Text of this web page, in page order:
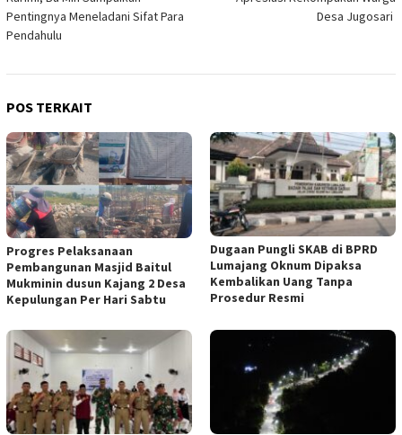
Pentingnya Meneladani Sifat Para
Pendahulu
Desa Jugosari
POS TERKAIT
Progres Pelaksanaan
Pembangunan Masjid Baitul
Mukminin dusun Kajang 2 Desa
Kepulungan Per Hari Sabtu
Dugaan Pungli SKAB di BPRD
Lumajang Oknum Dipaksa
Kembalikan Uang Tanpa
Prosedur Resmi